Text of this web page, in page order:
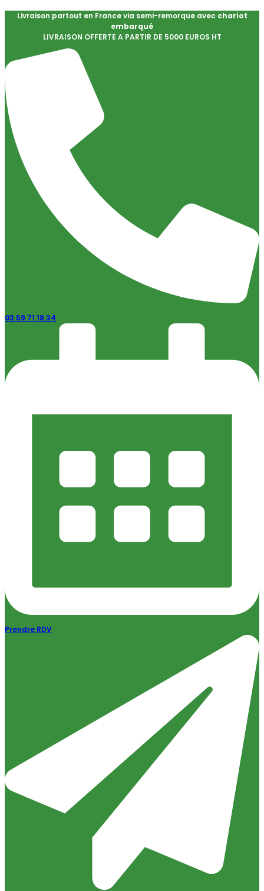
Livraison partout en France via semi-remorque avec chariot
embarqué
LIVRAISON OFFERTE A PARTIR DE 5000 EUROS HT
03 59 71 18 34
Prendre RDV